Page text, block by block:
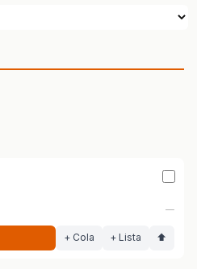
—
+ Cola + Lista ⬆